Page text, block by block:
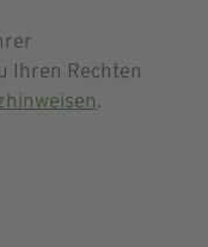
Ihren Rechten
.